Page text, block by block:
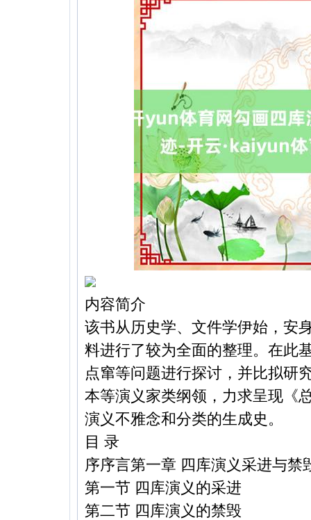
内容简介
该书从历史学、文件学伊始，安
料进行了较为全面的整理。在此
点窜等问题进行探讨，并比拟研
本等演义家类纲领，力求呈现《
演义不雅念和分类的生成史。
目 录
序序言第一章 四库演义采进与禁
第一节 四库演义的采进
第二节 四库演义的禁毁